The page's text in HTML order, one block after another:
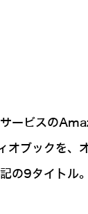
ービスの
ブックを、
の9タイトル。